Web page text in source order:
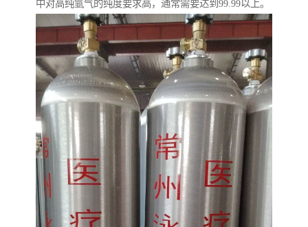
中对高纯氩气的纯度要求高，通常需要达到99.99以上。